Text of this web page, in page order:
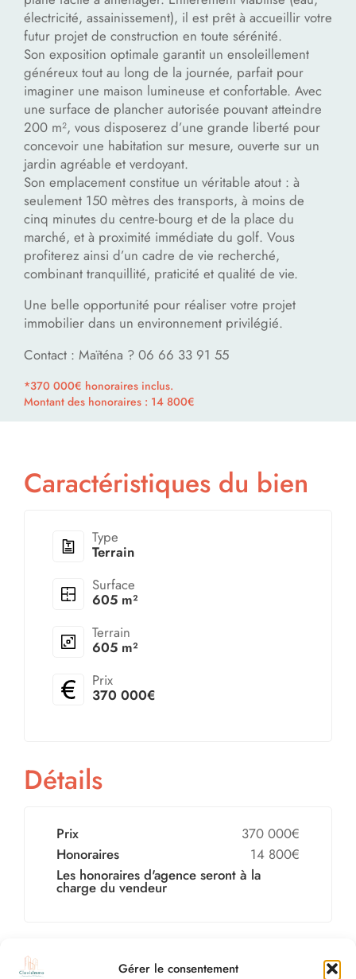
Gérer le consentement
électricité, assainissement), il est prêt à accueillir votre
futur projet de construction en toute sérénité.
Son exposition optimale garantit un ensoleillement
généreux tout au long de la journée, parfait pour
imaginer une maison lumineuse et confortable. Avec
une surface de plancher autorisée pouvant atteindre
200 m², vous disposerez d’une grande liberté pour
concevoir une habitation sur mesure, ouverte sur un
jardin agréable et verdoyant.
Son emplacement constitue un véritable atout : à
seulement 150 mètres des transports, à moins de
cinq minutes du centre-bourg et de la place du
marché, et à proximité immédiate du golf. Vous
profiterez ainsi d’un cadre de vie recherché,
combinant tranquillité, praticité et qualité de vie.
Une belle opportunité pour réaliser votre projet
immobilier dans un environnement privilégié.
Contact : Maïténa ? 06 66 33 91 55
*370 000€ honoraires inclus.
Montant des honoraires : 14 800€
Caractéristiques du bien
Type
Terrain
Surface
605 m²
Terrain
605 m²
Prix
370 000€
Détails
Prix
370 000€
Honoraires
14 800€
Les honoraires d'agence seront à la
charge du vendeur
Diagnostic énergétique